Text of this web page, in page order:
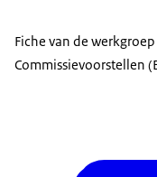
Fiche van de
Commissievoorstellen